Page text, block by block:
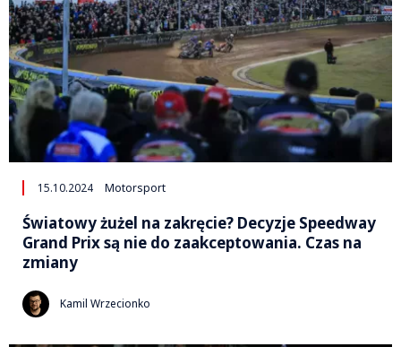
15.10.2024 Motorsport
Światowy żużel na zakręcie? Decyzje Speedway
Grand Prix są nie do zaakceptowania. Czas na
zmiany
Kamil Wrzecionko